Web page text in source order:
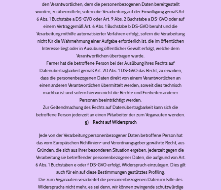
den Verantwortlichen, dem die personenbezogenen Daten bereitgestellt
wurden, zu übermitteln, sofern die Verarbeitung auf der Einwilligung gemäß Art.
6 Abs. 1 Buchstabe a DS-GVO oder Art. 9 Abs. 2 Buchstabe a DS-GVO oder auf
einem Vertrag gemäß Art. 6 Abs. 1 Buchstabe b DS-GVO beruht und die
Verarbeitung mithilfe automatisierter Verfahren erfolgt, sofern die Verarbeitung
nicht für die Wahrnehmung einer Aufgabe erforderlich ist, die im öffentlichen
Interesse liegt oder in Ausübung öffentlicher Gewalt erfolgt, welche dem
Verantwortlichen übertragen wurde.
Ferner hat die betroffene Person bei der Ausübung ihres Rechts auf
Datenübertragbarkeit gemäß Art. 20 Abs. 1 DS-GVO das Recht, zu erwirken,
dass die personenbezogenen Daten direkt von einem Verantwortlichen an
einen anderen Verantwortlichen übermittelt werden, soweit dies technisch
machbar ist und sofern hiervon nicht die Rechte und Freiheiten anderer
Personen beeinträchtigt werden.
Zur Geltendmachung des Rechts auf Datenübertragbarkeit kann sich die
betroffene Person jederzeit an einen Mitarbeiter der zum Veganauten wenden.
g) Recht auf Widerspruch
Jede von der Verarbeitung personenbezogener Daten betroffene Person hat
das vom Europäischen Richtlinien- und Verordnungsgeber gewährte Recht, aus
Gründen, die sich aus ihrer besonderen Situation ergeben, jederzeit gegen die
Verarbeitung sie betreffender personenbezogener Daten, die aufgrund von Art.
6 Abs. 1 Buchstaben e oder f DS-GVO erfolgt, Widerspruch einzulegen. Dies gilt
auch für ein auf diese Bestimmungen gestütztes Profiling.
Die zum Veganauten verarbeitet die personenbezogenen Daten im Falle des
Widerspruchs nicht mehr, es sei denn, wir können zwingende schutzwürdige